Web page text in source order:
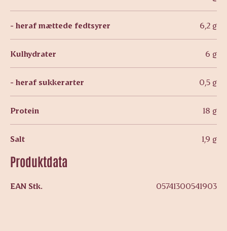
- heraf mættede fedtsyrer 6,2 g
Kulhydrater 6 g
- heraf sukkerarter 0,5 g
Protein 18 g
Salt 1,9 g
Produktdata
EAN Stk. 05741300541903